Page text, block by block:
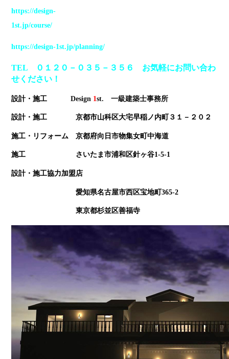
https://design-
1st.jp/course/
https://design-1st.jp/planning/
TEL ０１２０－０３５－３５６ お気軽にお問い合わ
せください！
設計・施工 Design 1st. 一級建築士事務所
設計・施工 京都市山科区大宅早稲ノ内町３１－２０２
施工・リフォーム 京都府向日市物集女町中海道
施工 さいたま市浦和区針ヶ谷1-5-1
設計・施工協力加盟店
愛知県名古屋市西区宝地町365-2
東京都杉並区善福寺